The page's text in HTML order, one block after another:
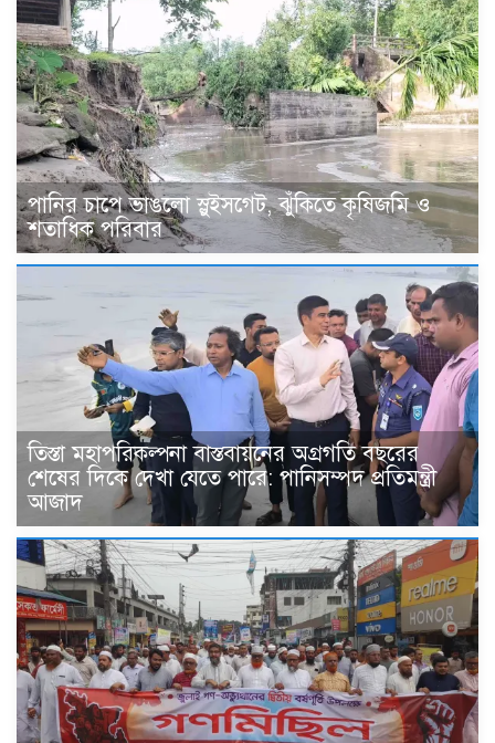
পানির চাপে ভাঙলো স্লুইসগেট, ঝুঁকিতে কৃষিজমি ও
শতাধিক পরিবার
তিস্তা মহাপরিকল্পনা বাস্তবায়নের অগ্রগতি বছরের
শেষের দিকে দেখা যেতে পারে: পানিসম্পদ প্রতিমন্ত্রী
আজাদ